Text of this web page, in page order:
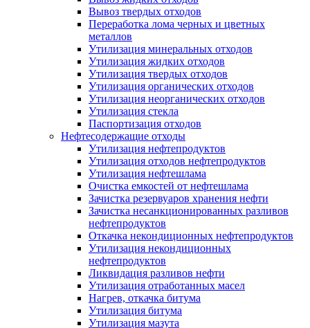
Вывоз твердых отходов
Переработка лома черных и цветных
металлов
Утилизация минеральных отходов
Утилизация жидких отходов
Утилизация твердых отходов
Утилизация органических отходов
Утилизация неорганических отходов
Утилизация стекла
Паспортизация отходов
Нефтесодержащие отходы
Утилизация нефтепродуктов
Утилизация отходов нефтепродуктов
Утилизация нефтешлама
Очистка емкостей от нефтешлама
Зачистка резервуаров хранения нефти
Зачистка несанкционированных разливов
нефтепродуктов
Откачка некондиционных нефтепродуктов
Утилизация некондиционных
нефтепродуктов
Ликвидация разливов нефти
Утилизация отработанных масел
Нагрев, откачка битума
Утилизация битума
Утилизация мазута